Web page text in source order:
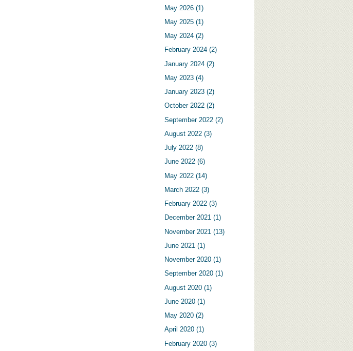
May 2026 (1)
May 2025 (1)
May 2024 (2)
February 2024 (2)
January 2024 (2)
May 2023 (4)
January 2023 (2)
October 2022 (2)
September 2022 (2)
August 2022 (3)
July 2022 (8)
June 2022 (6)
May 2022 (14)
March 2022 (3)
February 2022 (3)
December 2021 (1)
November 2021 (13)
June 2021 (1)
November 2020 (1)
September 2020 (1)
August 2020 (1)
June 2020 (1)
May 2020 (2)
April 2020 (1)
February 2020 (3)